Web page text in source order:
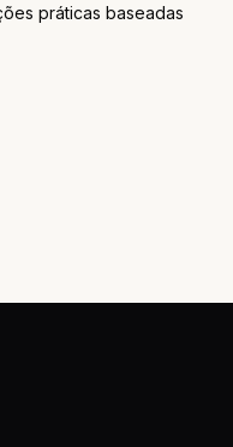
práticas baseadas